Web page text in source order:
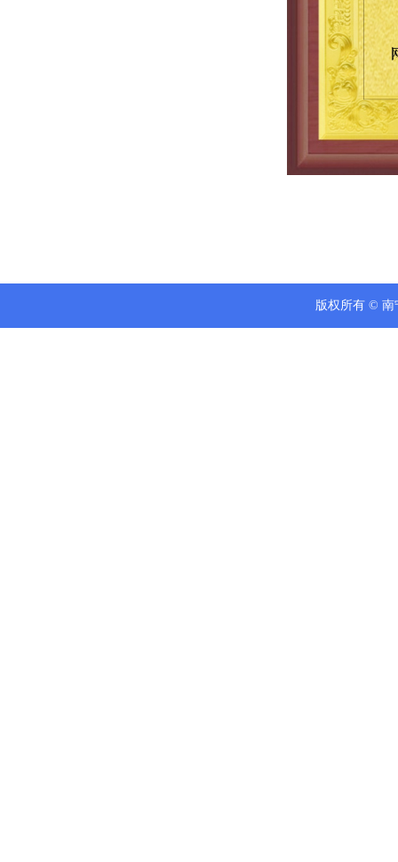
版权所有 © 南